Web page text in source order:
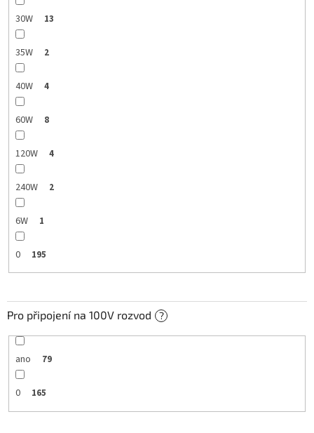
30W 13
35W 2
40W 4
60W 8
120W 4
240W 2
6W 1
0 195
Pro připojení na 100V rozvod ?
ano 79
0 165